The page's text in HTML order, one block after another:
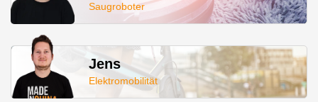
Saugroboter
Jens
Elektromobilität